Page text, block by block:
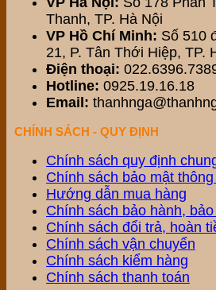
Thanh, TP. Hà Nội
VP Hồ Chí Minh: Số 510
21, P. Tân Thới Hiệp, TP.
Điện thoại:
Hotline: 0925.19.16.18
Email:
CHÍNH SÁCH - QUY ĐỊNH
Chính sách quy định
Chính sách bảo mật thông
Hướng dẫn mua hàng
Chính sách bảo hành,
Chính sách đổi trả, hoàn
Chính sách vận chuyển
Chính sách kiểm hàng
Chính sách thanh toán